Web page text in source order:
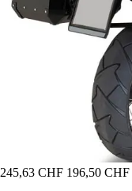
245,63 CHF 196,50 CHF